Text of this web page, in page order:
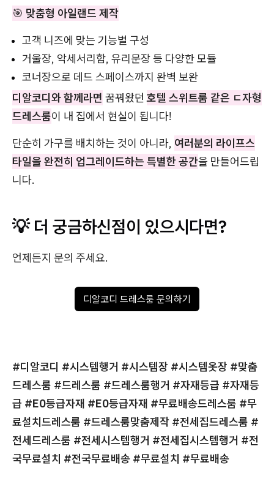
🎯 맞춤형 아일랜드 제작
고객 니즈에 맞는 기능별 구성
거울장, 악세서리함, 유리문장 등 다양한 모듈
코너장으로 데드 스페이스까지 완벽 보완
디알코디와 함께라면 꿈꿔왔던호텔 스위트룸 같은 ㄷ자형
드레스룸이 내 집에서 현실이 됩니다!
단순히 가구를 배치하는 것이 아니라, 여러분의 라이프스
타일을 완전히 업그레이드하는 특별한 공간을 만들어드립
니다.
💡 더 궁금하신점이 있으시다면?
언제든지 문의 주세요.
디알코디 드레스룸 문의하기
#디알코디 #시스템행거 #시스템장 #시스템옷장 #맞춤
드레스룸 #드레스룸 #드레스룸행거 #자재등급 #자재등
급 #E0등급자재 #E0등급자재 #무료배송드레스룸 #무
료설치드레스룸 #드레스룸맞춤제작 #전세집드레스룸 #
전세드레스룸 #전세시스템행거 #전세집시스템행거 #전
국무료설치 #전국무료배송 #무료설치 #무료배송